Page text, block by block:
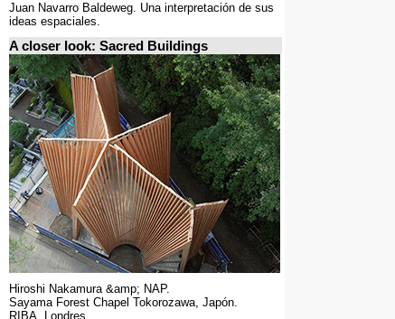
Juan Navarro Baldeweg. Una interpretación de sus
ideas espaciales.
A closer look: Sacred Buildings
Hiroshi Nakamura &amp; NAP.
Sayama Forest Chapel Tokorozawa, Japón.
RIBA, Londres.